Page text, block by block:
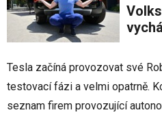
Tesla začíná provozovat své
testovací fázi a velmi opatrně.
seznam firem provozující